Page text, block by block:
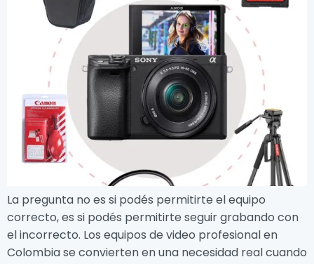
La pregunta no es si podés permitirte el equipo
correcto, es si podés permitirte seguir grabando con
el incorrecto. Los equipos de video profesional en
Colombia se convierten en una necesidad real cuando